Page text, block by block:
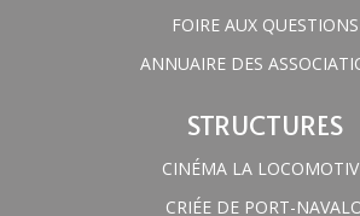
FOIRE AUX QUESTIONS
ANNUAIRE DES
STRUCTURES
CINÉMA LA
CRIÉE DE PORT-